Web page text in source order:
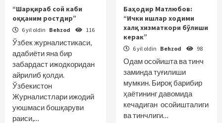
“Шарқираб сой каби
оққаним ростдир”
6 yil oldin Behzod 116
Ўзбек журналистикаси,
адабиёти яна бир
забардаст ижодкоридан
айрилиб қолди.
Ўзбекистон
Журналистлари ижодий
уюшмаси бошқаруви
раиси,…
Баҳодир Матлюбов:
“Ички ишлар ходими
халқ хизматкори бўлиши
керак”
6 yil oldin Behzod 98
Одам осойишта ва тинч
заминда туғилиши
мумкин. Бироқ барибир
ҳаётининг давомида
кечадиган осо­йишталиги
ва тинчлиги…